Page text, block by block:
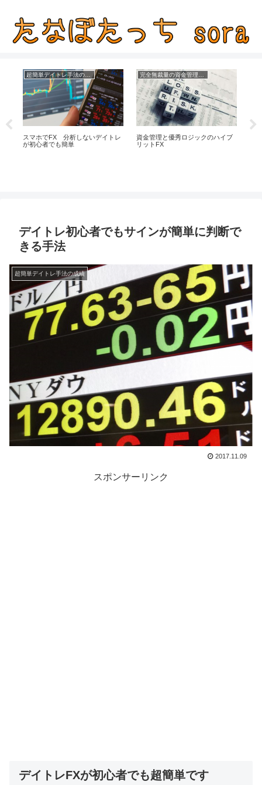
スマホでFX 分析しないデイトレ
が初心者でも簡単
資金管理と優秀ロジックのハイブ
リットFX
デイトレ初心者でもサインが簡単に判断で
きる手法
超簡単デイトレ手法の成績
2017.11.09
スポンサーリンク
デイトレFXが初心者でも超簡単です